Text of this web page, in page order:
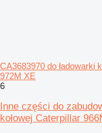
CA3683970 do ładowarki
972M XE
6
Inne części do
kołowej Caterpillar